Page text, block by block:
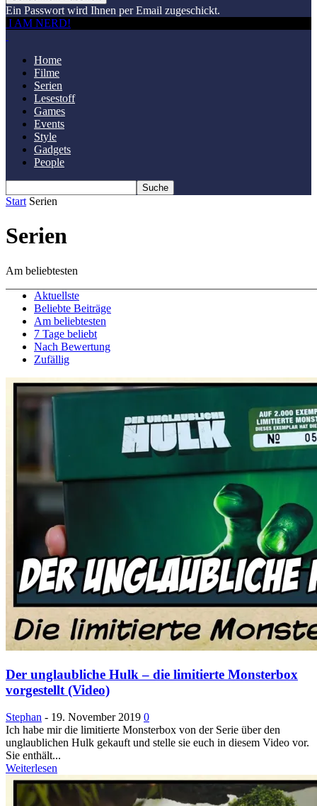
Ein Passwort wird Ihnen per Email zugeschickt.
I AM NERD!
Home
Filme
Serien
Lesestoff
Games
Events
Style
Gadgets
People
Start Serien
Serien
Am beliebtesten
Aktuellste
Beliebte Beiträge
Am beliebtesten
7 Tage beliebt
Nach Bewertung
Zufällig
Der unglaubliche Hulk – die limitierte Monsterbox
vorgestellt (Video)
Stephan - 19. November 2019 0
Ich habe mir die limitierte Monsterbox von der Serie über den
unglaublichen Hulk gekauft und stelle sie euch in diesem Video vor.
Sie enthält...
Weiterlesen